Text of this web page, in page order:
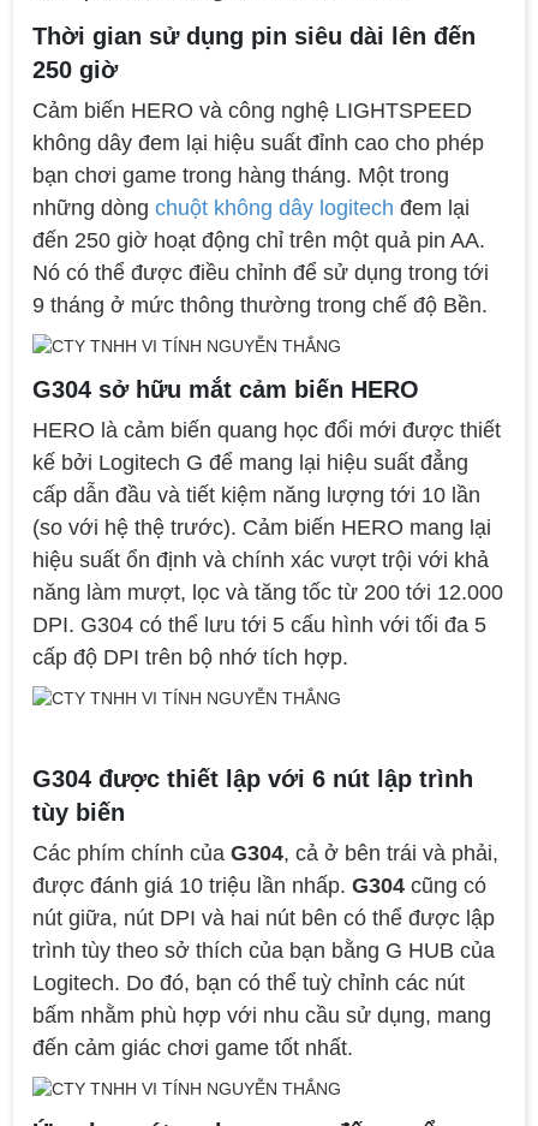
Thời gian sử dụng pin siêu dài lên đến
250 giờ
Cảm biến HERO và công nghệ LIGHTSPEED
không dây đem lại hiệu suất đỉnh cao cho phép
bạn chơi game trong hàng tháng. Một trong
những dòng chuột không dây logitech đem lại
đến 250 giờ hoạt động chỉ trên một quả pin AA.
Nó có thể được điều chỉnh để sử dụng trong tới
9 tháng ở mức thông thường trong chế độ Bền.
G304 sở hữu mắt cảm biến HERO
HERO là cảm biến quang học đổi mới được thiết
kế bởi Logitech G để mang lại hiệu suất đẳng
cấp dẫn đầu và tiết kiệm năng lượng tới 10 lần
(so với hệ thệ trước). Cảm biến HERO mang lại
hiệu suất ổn định và chính xác vượt trội với khả
năng làm mượt, lọc và tăng tốc từ 200 tới 12.000
DPI. G304 có thể lưu tới 5 cấu hình với tối đa 5
cấp độ DPI trên bộ nhớ tích hợp.
G304 được thiết lập với 6 nút lập trình
tùy biến
Các phím chính của G304, cả ở bên trái và phải,
được đánh giá 10 triệu lần nhấp. G304 cũng có
nút giữa, nút DPI và hai nút bên có thể được lập
trình tùy theo sở thích của bạn bằng G HUB của
Logitech. Do đó, bạn có thể tuỳ chỉnh các nút
bấm nhằm phù hợp với nhu cầu sử dụng, mang
đến cảm giác chơi game tốt nhất.